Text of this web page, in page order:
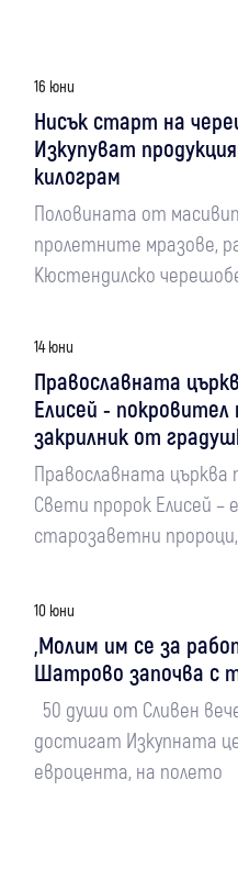
16 юни
Нисък старт на
Изкупуват
килограм
Половината от
пролетните мразове,
Кюстендилско
14 юни
Православната
Елисей -
закрилник от
Православната
Свети пророк Елисей
старозаветни
10 юни
„Молим им се за
Шатрово започва с
50 души от Сливен
достигат Изкупната
евроцента, на полето